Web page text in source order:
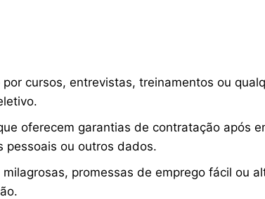
cursos, entrevistas, treinamentos ou
oferecem garantias de contratação após
pessoais ou outros dados.
promessas de emprego fácil ou